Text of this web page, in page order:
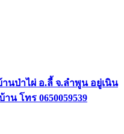
นป่าไผ่ อ.ลี้ จ.ลำพูน อยู่เนิน
โทร 0650059539